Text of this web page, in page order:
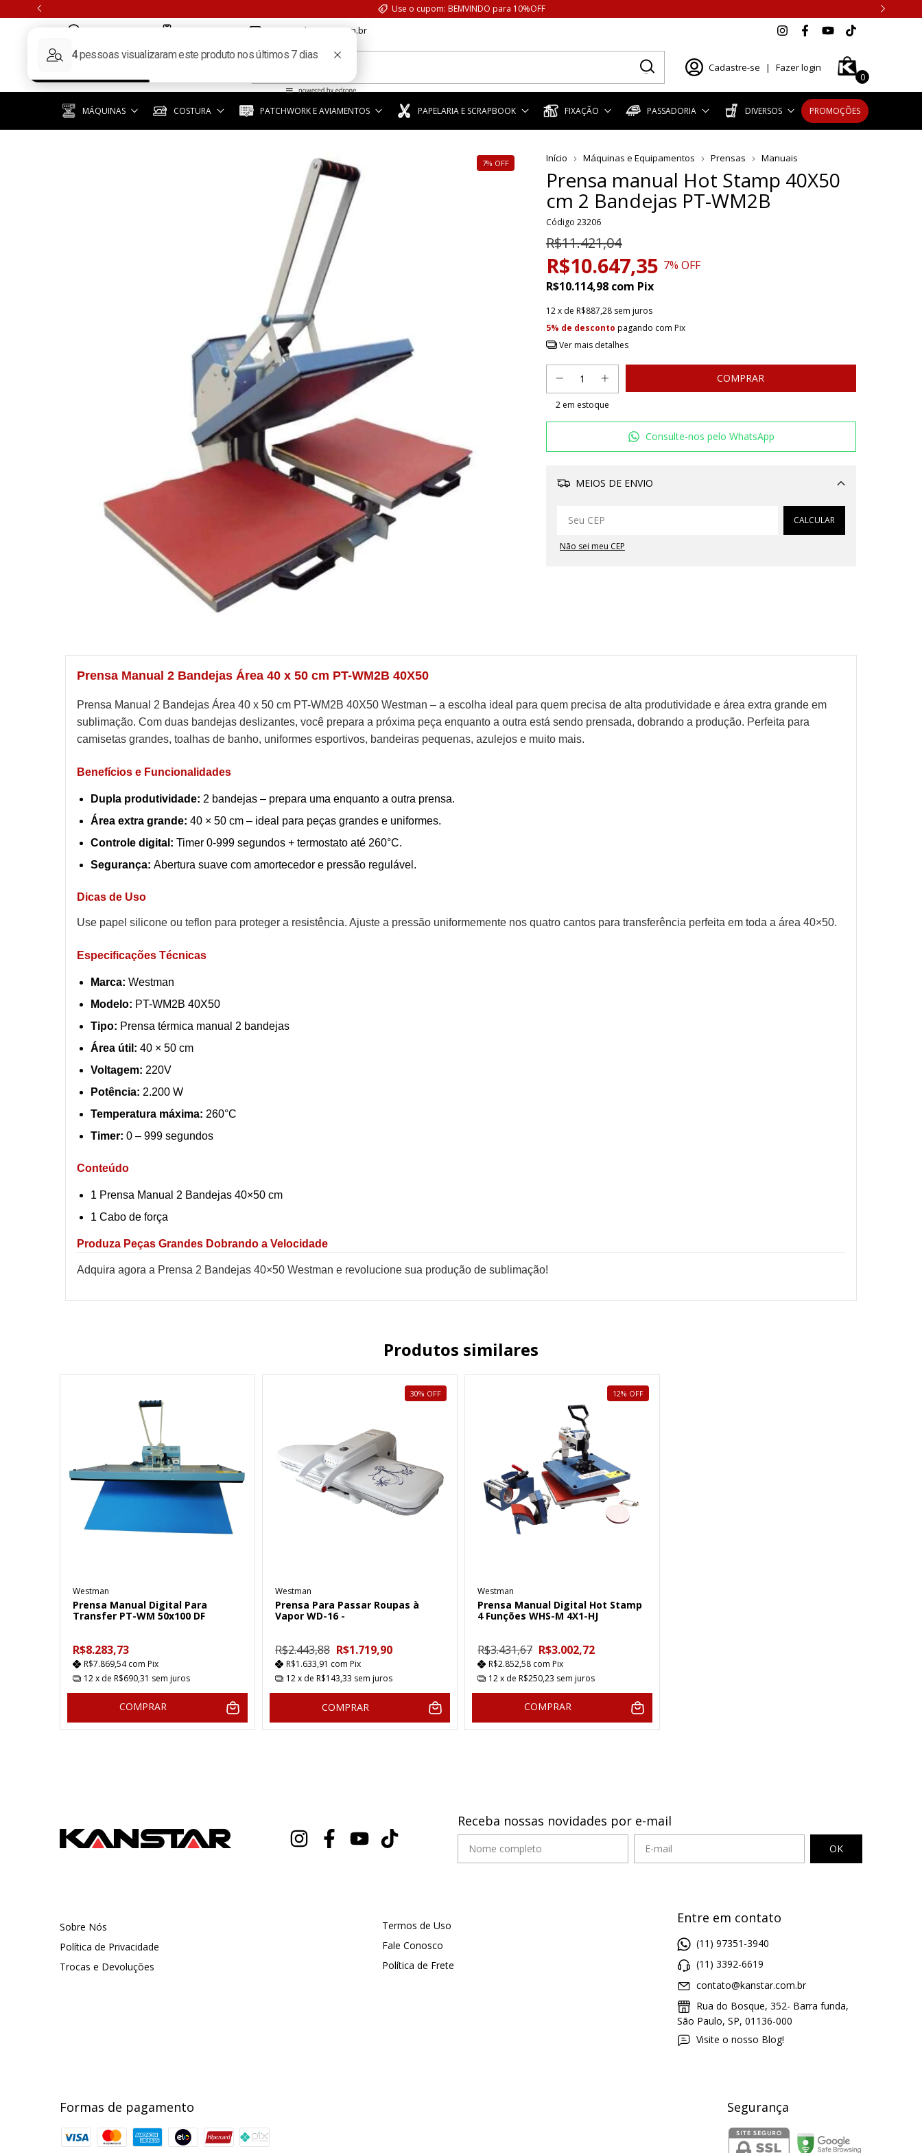
Use o cupom: BEMVINDO para 10%OFF
contato@kanstar.com.br
Cadastre-se | Fazer login
0
MÁQUINAS COSTURA PATCHWORK E AVIAMENTOS PAPELARIA E SCRAPBOOK FIXAÇÃO PASSADORIA DIVERSOS PROMOÇÕES
7% OFF Início Máquinas e Equipamentos Prensas Manuais
Prensa manual Hot Stamp 40X50
cm 2 Bandejas PT-WM2B
Código 23206
R$11.421,04
R$10.647,35 7% OFF
R$10.114,98 com Pix
12x de R$887,28 sem juros
5% de desconto pagando com Pix
Ver mais detalhes
2em estoque
Consulte-nos pelo WhatsApp
MEIOS DE ENVIO
Alterar CEP
CALCULAR
Não sei meu CEP
Prensa Manual 2 Bandejas Área 40 x 50 cm PT-WM2B 40X50
Prensa Manual 2 Bandejas Área 40 x 50 cm PT-WM2B 40X50 Westman – a escolha ideal para quem precisa de alta produtividade e área extra grande em
sublimação. Com duas bandejas deslizantes, você prepara a próxima peça enquanto a outra está sendo prensada, dobrando a produção. Perfeita para
camisetas grandes, toalhas de banho, uniformes esportivos, bandeiras pequenas, azulejos e muito mais.
Benefícios e Funcionalidades
Dupla produtividade: 2 bandejas – prepara uma enquanto a outra prensa.
Área extra grande: 40 × 50 cm – ideal para peças grandes e uniformes.
Controle digital: Timer 0-999 segundos + termostato até 260°C.
Segurança: Abertura suave com amortecedor e pressão regulável.
Dicas de Uso
Use papel silicone ou teflon para proteger a resistência. Ajuste a pressão uniformemente nos quatro cantos para transferência perfeita em toda a área 40×50.
Especificações Técnicas
Marca: Westman
Modelo: PT-WM2B 40X50
Tipo: Prensa térmica manual 2 bandejas
Área útil: 40 × 50 cm
Voltagem: 220V
Potência: 2.200 W
Temperatura máxima: 260°C
Timer: 0 – 999 segundos
Conteúdo
1 Prensa Manual 2 Bandejas 40×50 cm
1 Cabo de força
Produza Peças Grandes Dobrando a Velocidade
Adquira agora a Prensa 2 Bandejas 40×50 Westman e revolucione sua produção de sublimação!
Produtos similares
Westman
Prensa Manual Digital Para
Transfer PT-WM 50x100 DF
R$8.283,73
R$7.869,54com Pix
12x de R$690,31 sem juros
COMPRAR
30% OFF
Westman
Prensa Para Passar Roupas à
Vapor WD-16 -
R$2.443,88 R$1.719,90
R$1.633,91 com Pix
12x de R$143,33 sem juros
COMPRAR
12% OFF
Westman
Prensa Manual Digital Hot Stamp
4 Funções WHS-M 4X1-HJ
R$3.431,67 R$3.002,72
R$2.852,58 com Pix
12x de R$250,23 sem juros
COMPRAR
Receba nossas novidades por e-mail
Sobre Nós
Política de Privacidade
Trocas e Devoluções
Termos de Uso
Fale Conosco
Política de Frete
Entre em contato
(11) 97351-3940
(11) 3392-6619
contato@kanstar.com.br
Rua do Bosque, 352- Barra funda,
São Paulo, SP, 01136-000
Visite o nosso Blog!
Formas de pagamento Segurança